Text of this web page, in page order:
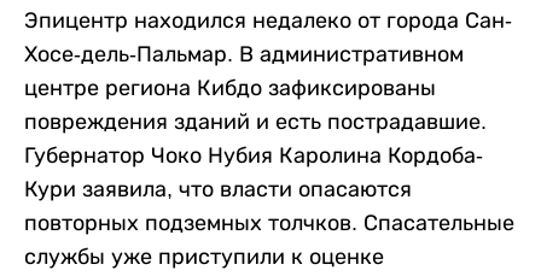
Эпицентр находился недалеко от города Сан-
Хосе-дель-Пальмар. В административном
центре региона Кибдо зафиксированы
повреждения зданий и есть пострадавшие.
Губернатор Чоко Нубия Каролина Кордоба-
Кури заявила, что власти опасаются
повторных подземных толчков. Спасательные
службы уже приступили к оценке